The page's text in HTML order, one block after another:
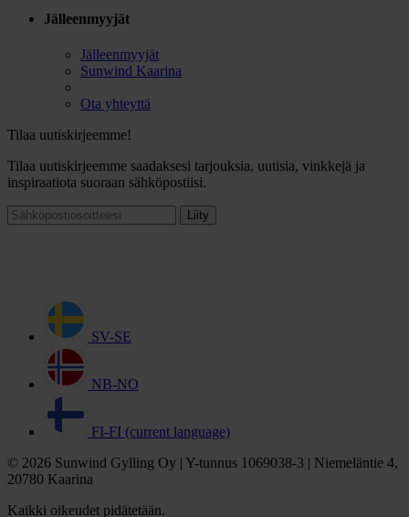
Jälleenmyyjät
Jälleenmyyjät
Sunwind Kaarina
Ota yhteyttä
Tilaa uutiskirjeemme!
Tilaa uutiskirjeemme saadaksesi tarjouksia, uutisia, vinkkejä ja
inspiraatiota suoraan sähköpostiisi.
Liity
SV-SE
NB-NO
FI-FI (current language)
© 2026 Sunwind Gylling Oy | Y-tunnus 1069038-3 | Niemeläntie 4,
20780 Kaarina
Kaikki oikeudet pidätetään.